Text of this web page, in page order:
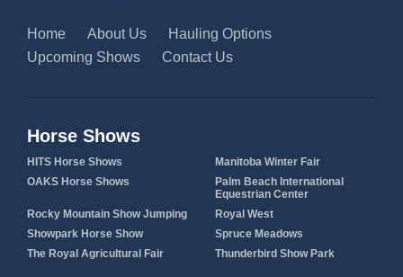
Home About Us
Hauling Options
Upcoming Shows
Contact Us
Horse Shows
HITS Horse Shows
Manitoba Winter Fair
OAKS Horse Shows
Palm Beach International
Equestrian Center
Rocky Mountain Show Jumping
Royal West
Showpark Horse Show
Spruce Meadows
The Royal Agricultural Fair
Thunderbird Show Park